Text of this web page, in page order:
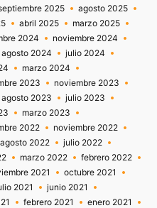
2025
agosto 2025
abril 2025
marzo 2025
2024
noviembre 2024
agosto 2024
julio 2024
marzo 2024
2023
noviembre 2023
agosto 2023
julio 2023
marzo 2023
2022
noviembre 2022
agosto 2022
julio 2022
marzo 2022
febrero 2022
2021
octubre 2021
2021
junio 2021
febrero 2021
enero 2021